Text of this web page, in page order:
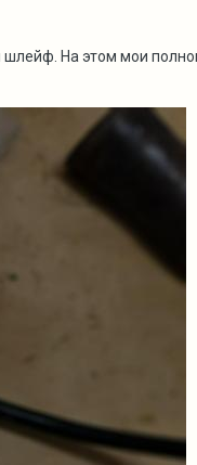
На этом мои